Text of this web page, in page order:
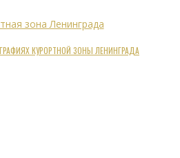
КУРОРТНОЙ ЗОНЫ ЛЕНИНГРАДА